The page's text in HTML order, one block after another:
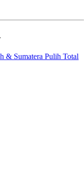
& Sumatera Pulih Total